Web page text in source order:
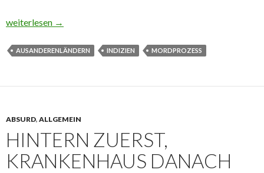
Kinderbuch, Fentanyl, Urteil: Kouri Richins Mordprozess –
weiterlesen →
AUSANDERENLÄNDERN INDIZIEN MORDPROZESS
ABSURD, ALLGEMEIN
HINTERN ZUERST,
KRANKENHAUS DANACH